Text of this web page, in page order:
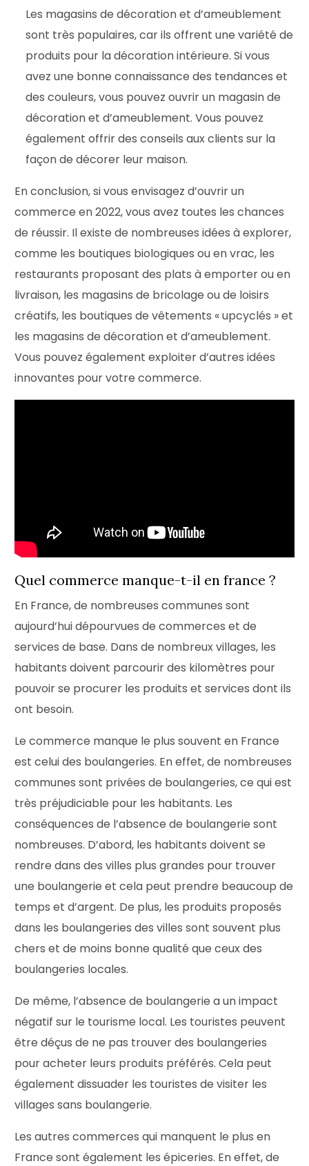
Les magasins de décoration et d’ameublement
sont très populaires, car ils offrent une variété de
produits pour la décoration intérieure. Si vous
avez une bonne connaissance des tendances et
des couleurs, vous pouvez ouvrir un magasin de
décoration et d’ameublement. Vous pouvez
également offrir des conseils aux clients sur la
façon de décorer leur maison.
En conclusion, si vous envisagez d’ouvrir un
commerce en 2022, vous avez toutes les chances
de réussir. Il existe de nombreuses idées à explorer,
comme les boutiques biologiques ou en vrac, les
restaurants proposant des plats à emporter ou en
livraison, les magasins de bricolage ou de loisirs
créatifs, les boutiques de vêtements « upcyclés » et
les magasins de décoration et d’ameublement.
Vous pouvez également exploiter d’autres idées
innovantes pour votre commerce.
Quel commerce manque-t-il en france ?
En France, de nombreuses communes sont
aujourd’hui dépourvues de commerces et de
services de base. Dans de nombreux villages, les
habitants doivent parcourir des kilomètres pour
pouvoir se procurer les produits et services dont ils
ont besoin.
Le commerce manque le plus souvent en France
est celui des boulangeries. En effet, de nombreuses
communes sont privées de boulangeries, ce qui est
très préjudiciable pour les habitants. Les
conséquences de l’absence de boulangerie sont
nombreuses. D’abord, les habitants doivent se
rendre dans des villes plus grandes pour trouver
une boulangerie et cela peut prendre beaucoup de
temps et d’argent. De plus, les produits proposés
dans les boulangeries des villes sont souvent plus
chers et de moins bonne qualité que ceux des
boulangeries locales.
De même, l’absence de boulangerie a un impact
négatif sur le tourisme local. Les touristes peuvent
être déçus de ne pas trouver des boulangeries
pour acheter leurs produits préférés. Cela peut
également dissuader les touristes de visiter les
villages sans boulangerie.
Les autres commerces qui manquent le plus en
France sont également les épiceries. En effet, de